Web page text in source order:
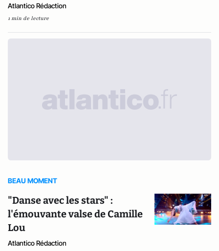
Atlantico Rédaction
1 min de lecture
BEAU MOMENT
"Danse avec les stars" :
l'émouvante valse de Camille
Lou
Atlantico Rédaction